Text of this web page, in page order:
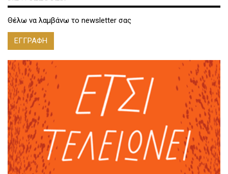
Θέλω να λαμβάνω το newsletter σας
ΕΓΓΡΑΦΗ